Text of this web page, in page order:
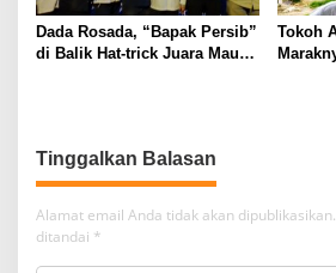
Dada Rosada, “Bapak Persib”
di Balik Hat-trick Juara Maung
Tokoh
Tinggalkan Balasan
Alamat email Anda tidak akan dipublikasikan.
ditandai *